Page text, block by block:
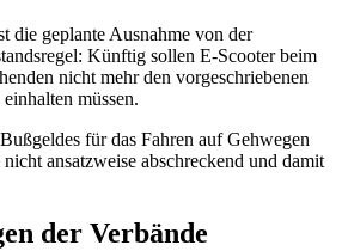
die geplante Ausnahme von der
Künftig sollen E-Scooter beim
nicht mehr den vorgeschriebenen
müssen.
für das Fahren auf Gehwegen
ansatzweise abschreckend und damit
der Verbände